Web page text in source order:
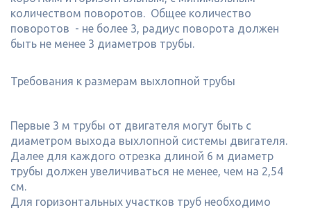
количеством поворотов. Общее количество
поворотов - не более 3, радиус поворота должен
быть не менее 3 диаметров трубы.
Требования к размерам выхлопной трубы
Первые 3 м трубы от двигателя могут быть с
диаметром выхода выхлопной системы двигателя.
Далее для каждого отрезка длиной 6 м диаметр
трубы должен увеличиваться не менее, чем на 2,54
см.
Для горизонтальных участков труб необходимо